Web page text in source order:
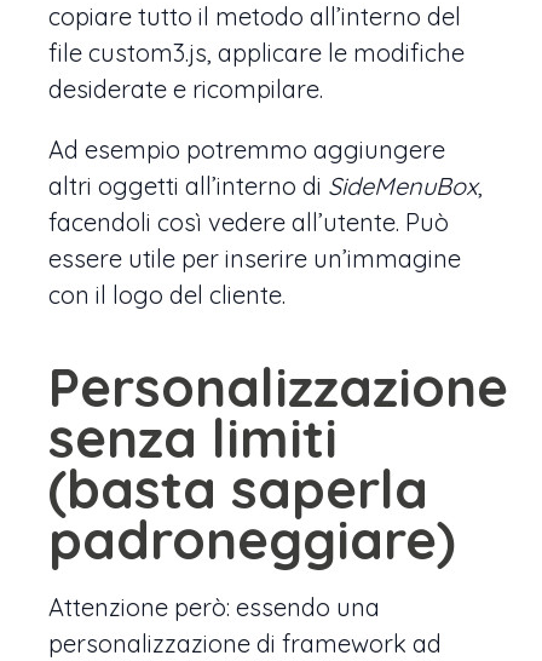
copiare tutto il metodo all’interno del
file custom3.js, applicare le modifiche
desiderate e ricompilare.
Ad esempio potremmo aggiungere
altri oggetti all’interno di SideMenuBox,
facendoli così vedere all’utente. Può
essere utile per inserire un’immagine
con il logo del cliente.
Personalizzazione
senza limiti
(basta saperla
padroneggiare)
Attenzione però: essendo una
personalizzazione di framework ad